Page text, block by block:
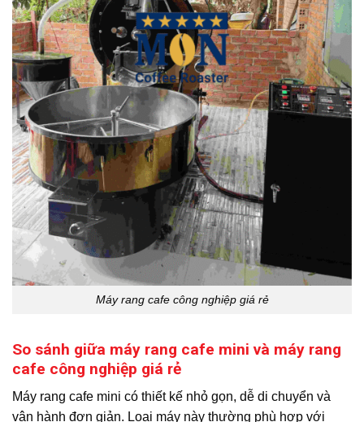
Máy rang cafe công nghiệp giá rẻ
So sánh giữa máy rang cafe mini và máy rang
cafe công nghiệp giá rẻ
Máy rang cafe mini có thiết kế nhỏ gọn, dễ di chuyển và
vận hành đơn giản. Loại máy này thường phù hợp với